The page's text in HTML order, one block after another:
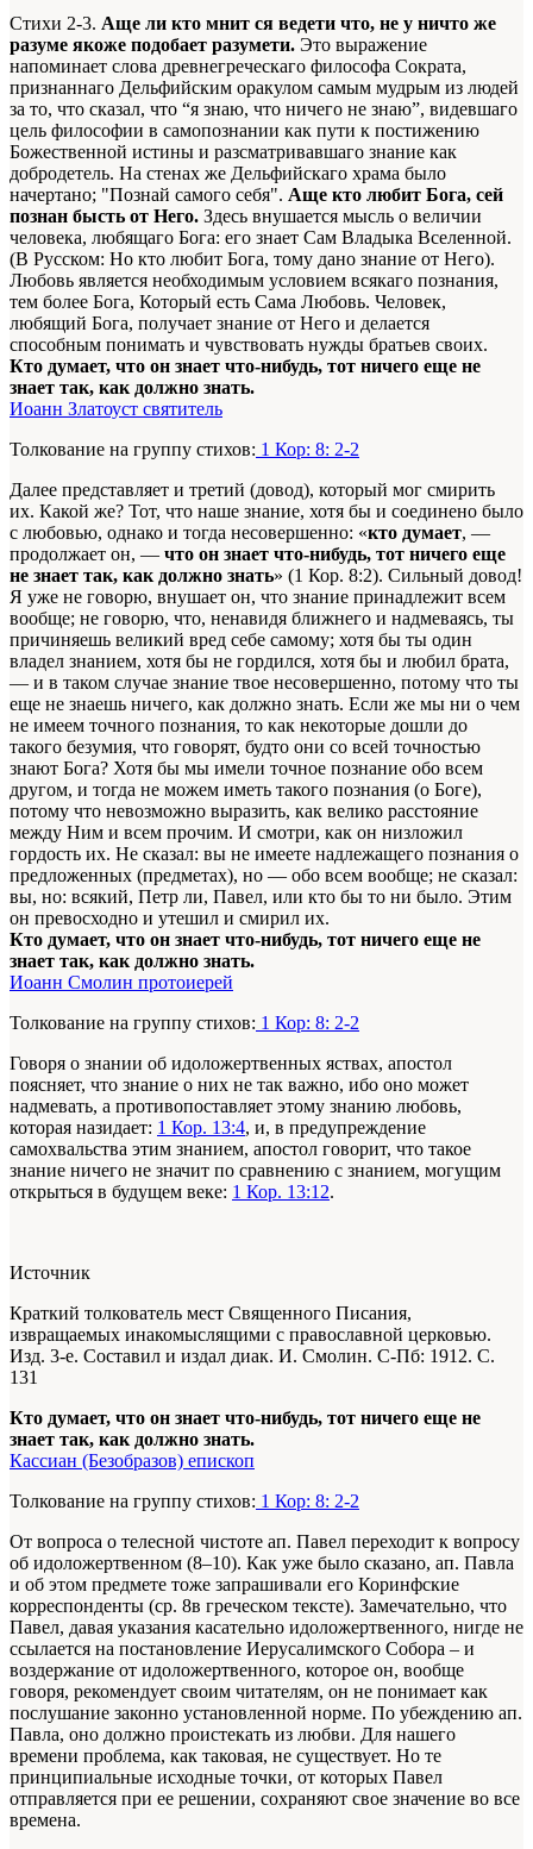
Стихи 2-3. Аще ли кто мнит ся ведети что, не у ничто же
разуме якоже подобает разумети. Это выражение
напоминает слова древнегреческаго философа Сократа,
признаннаго Дельфийским оракулом самым мудрым из людей
за то, что сказал, что “я знаю, что ничего не знаю”, видевшаго
цель философии в самопознании как пути к постижению
Божественной истины и разсматривавшаго знание как
добродетель. На стенах же Дельфийскаго храма было
начертано; "Познай самого себя". Аще кто любит Бога, сей
познан бысть от Него. Здесь внушается мысль о величии
человека, любящаго Бога: его знает Сам Владыка Вселенной.
(В Русском: Но кто любит Бога, тому дано знание от Него).
Любовь является необходимым условием всякаго познания,
тем более Бога, Который есть Сама Любовь. Человек,
любящий Бога, получает знание от Него и делается
способным понимать и чувствовать нужды братьев своих.
Кто думает, что он знает что-нибудь, тот ничего еще не
знает так, как должно знать.
Иоанн Златоуст святитель
Толкование на группу стихов: 1 Кор: 8: 2-2
Далее представляет и третий (довод), который мог смирить
их. Какой же? Тот, что наше знание, хотя бы и соединено было
с любовью, однако и тогда несовершенно: «кто думает, —
продолжает он, — что он знает что-нибудь, тот ничего еще
не знает так, как должно знать» (1 Кор. 8:2). Сильный довод!
Я уже не говорю, внушает он, что знание принадлежит всем
вообще; не говорю, что, ненавидя ближнего и надмеваясь, ты
причиняешь великий вред себе самому; хотя бы ты один
владел знанием, хотя бы не гордился, хотя бы и любил брата,
— и в таком случае знание твое несовершенно, потому что ты
еще не знаешь ничего, как должно знать. Если же мы ни о чем
не имеем точного познания, то как некоторые дошли до
такого безумия, что говорят, будто они со всей точностью
знают Бога? Хотя бы мы имели точное познание обо всем
другом, и тогда не можем иметь такого познания (о Боге),
потому что невозможно выразить, как велико расстояние
между Ним и всем прочим. И смотри, как он низложил
гордость их. Не сказал: вы не имеете надлежащего познания о
предложенных (предметах), но — обо всем вообще; не сказал:
вы, но: всякий, Петр ли, Павел, или кто бы то ни было. Этим
он превосходно и утешил и смирил их.
Кто думает, что он знает что-нибудь, тот ничего еще не
знает так, как должно знать.
Иоанн Смолин протоиерей
Толкование на группу стихов: 1 Кор: 8: 2-2
Говоря о знании об идоложертвенных яствах, апостол
поясняет, что знание о них не так важно, ибо оно может
надмевать, а противопоставляет этому знанию любовь,
которая назидает: 1 Кор. 13:4, и, в предупреждение
самохвальства этим знанием, апостол говорит, что такое
знание ничего не значит по сравнению с знанием, могущим
открыться в будущем веке: 1 Кор. 13:12.
Источник
Краткий толкователь мест Священного Писания,
извращаемых инакомыслящими с православной церковью.
Изд. 3-е. Составил и издал диак. И. Смолин. С-Пб: 1912. С.
131
Кто думает, что он знает что-нибудь, тот ничего еще не
знает так, как должно знать.
Кассиан (Безобразов) епископ
Толкование на группу стихов: 1 Кор: 8: 2-2
От вопроса о телесной чистоте ап. Павел переходит к вопросу
об идоложертвенном (8–10). Как уже было сказано, ап. Павла
и об этом предмете тоже запрашивали его Коринфские
корреспонденты (ср. 8в греческом тексте). Замечательно, что
Павел, давая указания касательно идоложертвенного, нигде не
ссылается на постановление Иерусалимского Собора – и
воздержание от идоложертвенного, которое он, вообще
говоря, рекомендует своим читателям, он не понимает как
послушание законно установленной норме. По убеждению ап.
Павла, оно должно проистекать из любви. Для нашего
времени проблема, как таковая, не существует. Но те
принципиальные исходные точки, от которых Павел
отправляется при ее решении, сохраняют свое значение во все
времена.